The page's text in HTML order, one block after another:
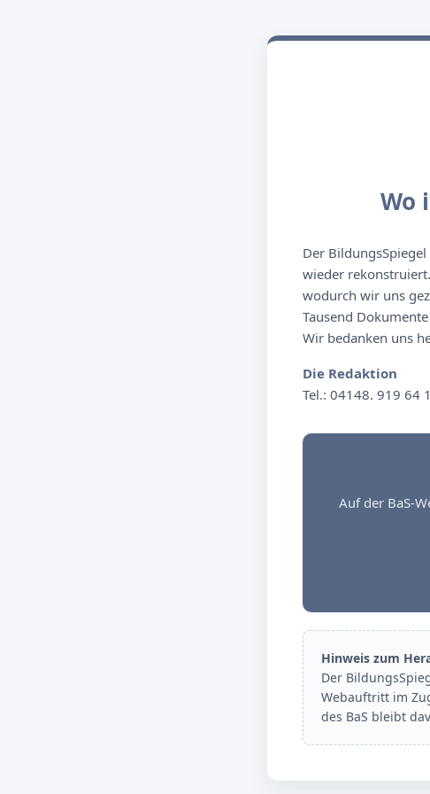
Wo
Der
wieder
wodurch wir uns
Tausend
Wir bedanken uns
Die Redaktion
Tel.: 04148. 919 64
Auf der BaS-
Hinweis zum
Der
Webauftritt im
des BaS bleibt